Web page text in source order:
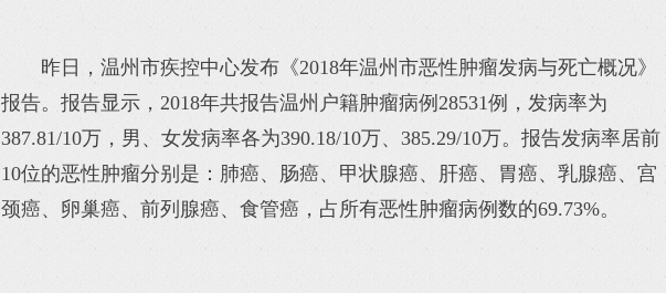
昨日，温州市疾控中心发布《2018年温州市恶性肿瘤发病与死亡概况》
报告。报告显示，2018年共报告温州户籍肿瘤病例28531例，发病率为
387.81/10万，男、女发病率各为390.18/10万、385.29/10万。报告发病率居前
10位的恶性肿瘤分别是：肺癌、肠癌、甲状腺癌、肝癌、胃癌、乳腺癌、宫
颈癌、卵巢癌、前列腺癌、食管癌，占所有恶性肿瘤病例数的69.73%。